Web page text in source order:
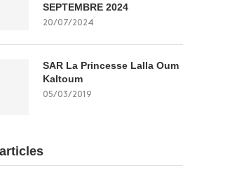
SEPTEMBRE 2024
20/07/2024
SAR La Princesse Lalla Oum
Kaltoum
05/03/2019